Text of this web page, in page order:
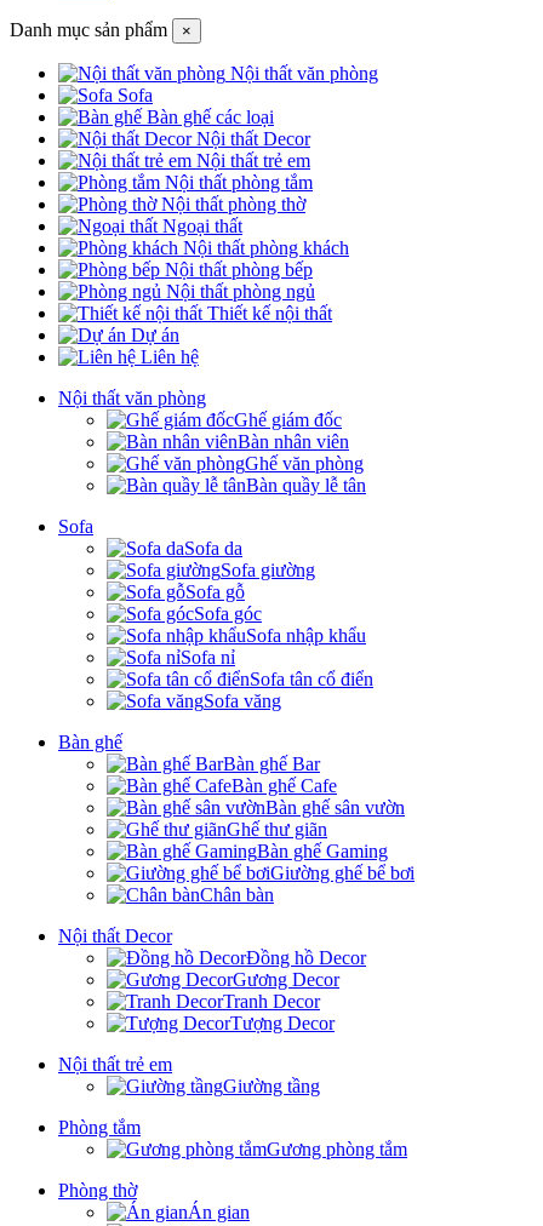
Danh mục sản phẩm ×
Nội thất văn phòng
Sofa
Bàn ghế các loại
Nội thất Decor
Nội thất trẻ em
Nội thất phòng tắm
Nội thất phòng thờ
Ngoại thất
Nội thất phòng khách
Nội thất phòng bếp
Nội thất phòng ngủ
Thiết kế nội thất
Dự án
Liên hệ
Nội thất văn phòng
Ghế giám đốc
Bàn nhân viên
Ghế văn phòng
Bàn quầy lễ tân
Sofa
Sofa da
Sofa giường
Sofa gỗ
Sofa góc
Sofa nhập khẩu
Sofa nỉ
Sofa tân cổ điển
Sofa văng
Bàn ghế
Bàn ghế Bar
Bàn ghế Cafe
Bàn ghế sân vườn
Ghế thư giãn
Bàn ghế Gaming
Giường ghế bể bơi
Chân bàn
Nội thất Decor
Đồng hồ Decor
Gương Decor
Tranh Decor
Tượng Decor
Nội thất trẻ em
Giường tầng
Phòng tắm
Gương phòng tắm
Phòng thờ
Án gian